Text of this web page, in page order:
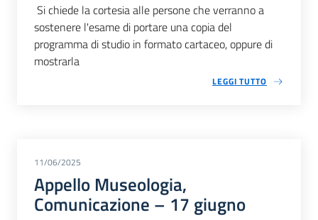
Si chiede la cortesia alle persone che verranno a
sostenere l'esame di portare una copia del
programma di studio in formato cartaceo, oppure di
mostrarla
LEGGI TUTTO
11/06/2025
Appello Museologia,
Comunicazione – 17 giugno